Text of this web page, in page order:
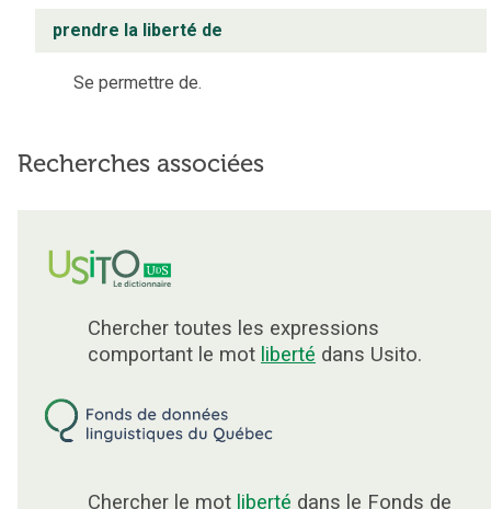
prendre la liberté de
Se permettre de.
Recherches associées
Chercher toutes les expressions
comportant le mot liberté dans Usito.
Chercher le mot liberté dans le Fonds de